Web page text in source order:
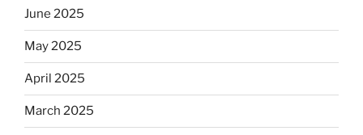
June 2025
May 2025
April 2025
March 2025